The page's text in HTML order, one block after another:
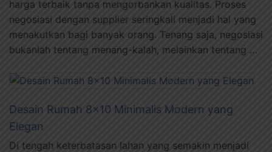
harga terbaik tanpa mengorbankan kualitas. Proses
negosiasi dengan supplier seringkali menjadi hal yang
menakutkan bagi banyak orang. Tenang saja, negosiasi
bukanlah tentang menang-kalah, melainkan tentang …
Desain Rumah 8×10 Minimalis Modern yang
Elegan
Di tengah keterbatasan lahan yang semakin menjadi